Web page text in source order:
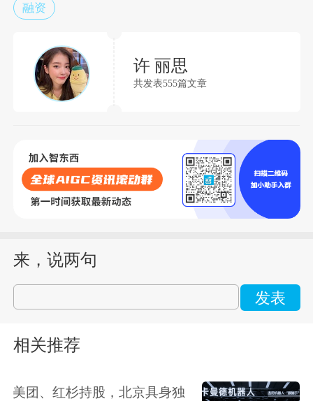
融资
许 丽思
共发表555篇文章
来，说两句
发表
相关推荐
美团、红杉持股，北京具身独